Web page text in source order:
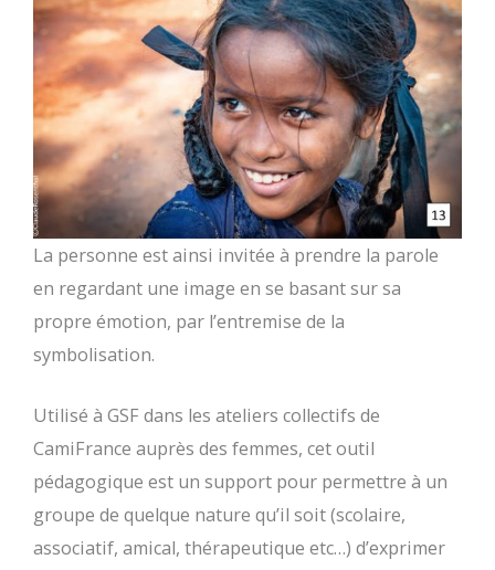
La personne est ainsi invitée à prendre la parole
en regardant une image en se basant sur sa
propre émotion, par l’entremise de la
symbolisation.
Utilisé à GSF dans les ateliers collectifs de
CamiFrance auprès des femmes, cet outil
pédagogique est un support pour permettre à un
groupe de quelque nature qu’il soit (scolaire,
associatif, amical, thérapeutique etc…) d’exprimer